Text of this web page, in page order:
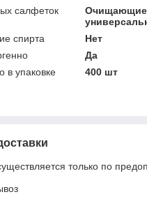
салфеток
Очищающие
спирта
Нет
Да
в упаковке
400 шт
только по